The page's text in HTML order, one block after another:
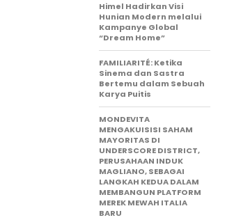
Himel Hadirkan Visi
Hunian Modern melalui
Kampanye Global
“Dream Home”
FAMILIARITÉ: Ketika
Sinema dan Sastra
Bertemu dalam Sebuah
Karya Puitis
MONDEVITA
MENGAKUISISI SAHAM
MAYORITAS DI
UNDERSCORE DISTRICT,
PERUSAHAAN INDUK
MAGLIANO, SEBAGAI
LANGKAH KEDUA DALAM
MEMBANGUN PLATFORM
MEREK MEWAH ITALIA
BARU